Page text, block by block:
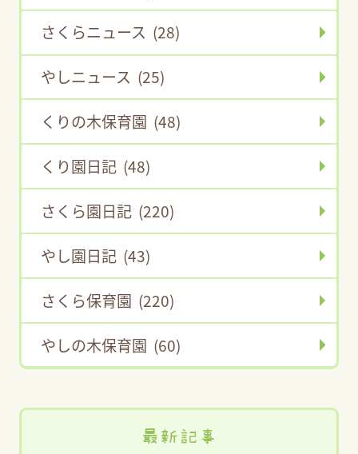
さくらニュース (28)
やしニュース (25)
くりの木保育園 (48)
くり園日記 (48)
さくら園日記 (220)
やし園日記 (43)
さくら保育園 (220)
やしの木保育園 (60)
最新記事